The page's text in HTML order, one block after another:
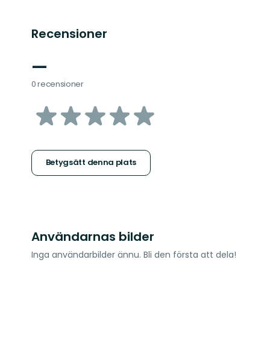
Recensioner
—
0 recensioner
av
stjärnor
Betygsätt denna plats
Användarnas bilder
Inga användarbilder ännu. Bli den första att dela!